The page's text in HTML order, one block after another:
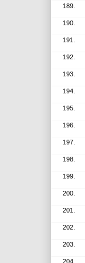
189.
190.
191.
192.
193.
194.
195.
196.
197.
198.
199.
200.
201.
202.
203.
204.